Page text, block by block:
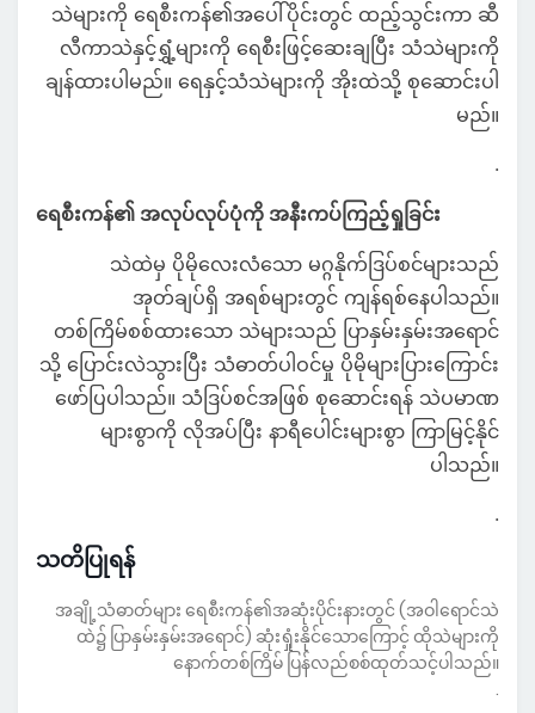
သဲများကို ရေစီးကန်၏အပေါ်ပိုင်းတွင် ထည့်သွင်းကာ ဆီ
လီကာသဲနှင့်ရွှံ့များကို ရေစီးဖြင့်ဆေးချပြီး သံသဲများကို
ချန်ထားပါမည်။ ရေနှင့်သံသဲများကို အိုးထဲသို့ စုဆောင်းပါ
မည်။
.
ရေစီးကန်၏ အလုပ်လုပ်ပုံကို အနီးကပ်ကြည့်ရှုခြင်း
သဲထဲမှ ပိုမိုလေးလံသော မဂ္ဂနိုက်ဒြပ်စင်များသည်
အုတ်ချပ်ရှိ အရစ်များတွင် ကျန်ရစ်နေပါသည်။
တစ်ကြိမ်စစ်ထားသော သဲများသည် ပြာနှမ်းနှမ်းအရောင်
သို့ ပြောင်းလဲသွားပြီး သံဓာတ်ပါဝင်မှု ပိုမိုများပြားကြောင်း
ဖော်ပြပါသည်။ သံဒြပ်စင်အဖြစ် စုဆောင်းရန် သဲပမာဏ
များစွာကို လိုအပ်ပြီး နာရီပေါင်းများစွာ ကြာမြင့်နိုင်
ပါသည်။
.
သတိပြုရန်
အချို့သံဓာတ်များ ရေစီးကန်၏အဆုံးပိုင်းနားတွင် (အဝါရောင်သဲ
ထဲ၌ ပြာနှမ်းနှမ်းအရောင်) ဆုံးရှုံးနိုင်သောကြောင့် ထိုသဲများကို
နောက်တစ်ကြိမ် ပြန်လည်စစ်ထုတ်သင့်ပါသည်။
.